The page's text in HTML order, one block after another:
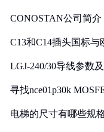
CONOSTAN公司简介
C13和C14插头国标
LGJ-240/30导线参数
寻找nce01p30k
电梯的尺寸有哪些规